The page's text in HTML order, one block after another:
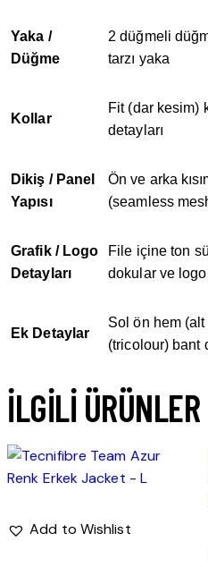
Yaka /
Düğme
2 düğmeli
tarzı yaka
Kollar
Fit (dar kesim)
detayları
Dikiş / Panel
Yapısı
Ön ve arka
(seamless
Grafik / Logo
Detayları
File içine ton
dokular ve
Ek Detaylar
Sol ön hem (alt
(tricolour) bant
İLGILI ÜRÜNLER
Add to Wishlist